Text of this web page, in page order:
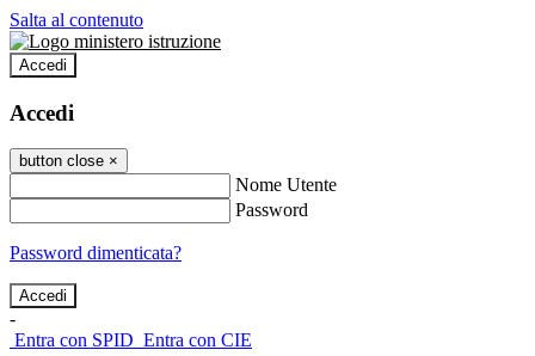
Salta al contenuto
Accedi
Accedi
button close ×
Nome Utente
Password
Password dimenticata?
-
Entra con SPID Entra con CIE